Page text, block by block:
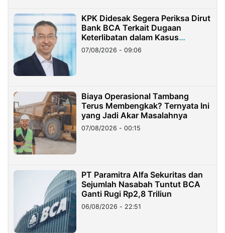
KPK Didesak Segera Periksa Dirut
Bank BCA Terkait Dugaan
Keterlibatan dalam Kasus
Hilangnya Dana Nasabah Rp2,58
Miliar
07/08/2026 - 09:06
Biaya Operasional Tambang
Terus Membengkak? Ternyata Ini
yang Jadi Akar Masalahnya
07/08/2026 - 00:15
PT Paramitra Alfa Sekuritas dan
Sejumlah Nasabah Tuntut BCA
Ganti Rugi Rp2,8 Triliun
06/08/2026 - 22:51